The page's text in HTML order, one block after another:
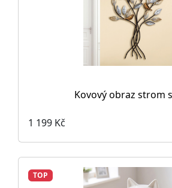
Kovový obraz strom
1 199 Kč
TOP